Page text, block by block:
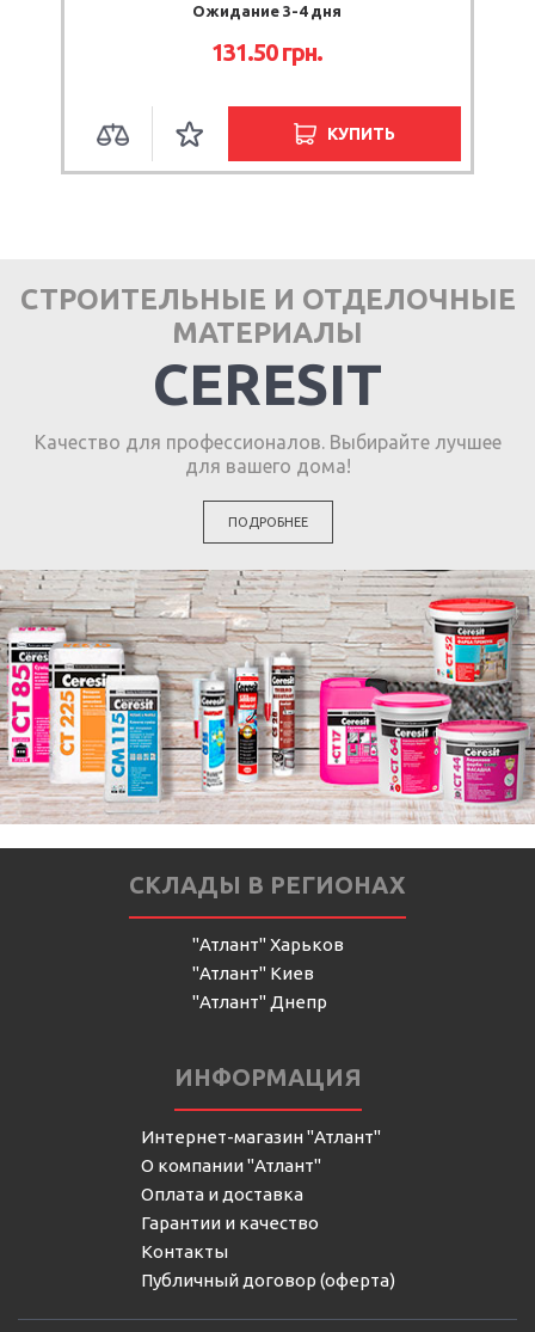
Ожидание 3-4 дня
131.50 грн.
КУПИТЬ
СТРОИТЕЛЬНЫЕ И ОТДЕЛОЧНЫЕ
МАТЕРИАЛЫ
CERESIT
Качество для профессионалов. Выбирайте лучшее
для вашего дома!
ПОДРОБНЕЕ
СКЛАДЫ В РЕГИОНАХ
"Атлант" Харьков
"Атлант" Киев
"Атлант" Днепр
ИНФОРМАЦИЯ
Интернет-магазин "Атлант"
О компании "Атлант"
Оплата и доставка
Гарантии и качество
Контакты
Публичный договор (оферта)